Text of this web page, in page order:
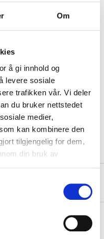
Om
å gi innhold og
levere sosiale
trafikken vår. Vi deler
du bruker nettstedet
medier,
kan kombinere den
tilgjengelig for dem,
din bruk av
Hot-dip galvanized, FZV
125 mm
170 mm
170 mm
0,7 mm